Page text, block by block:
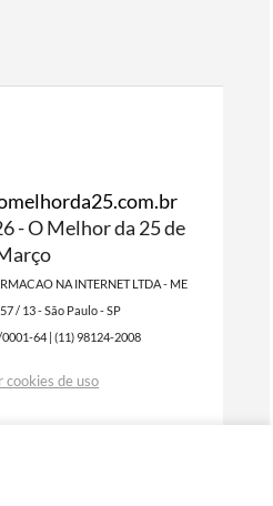
- O Melhor da 25 de
NA INTERNET LTDA - ME
/ 13 - São Paulo - SP
64 | (11) 98124-2008
cookies de uso